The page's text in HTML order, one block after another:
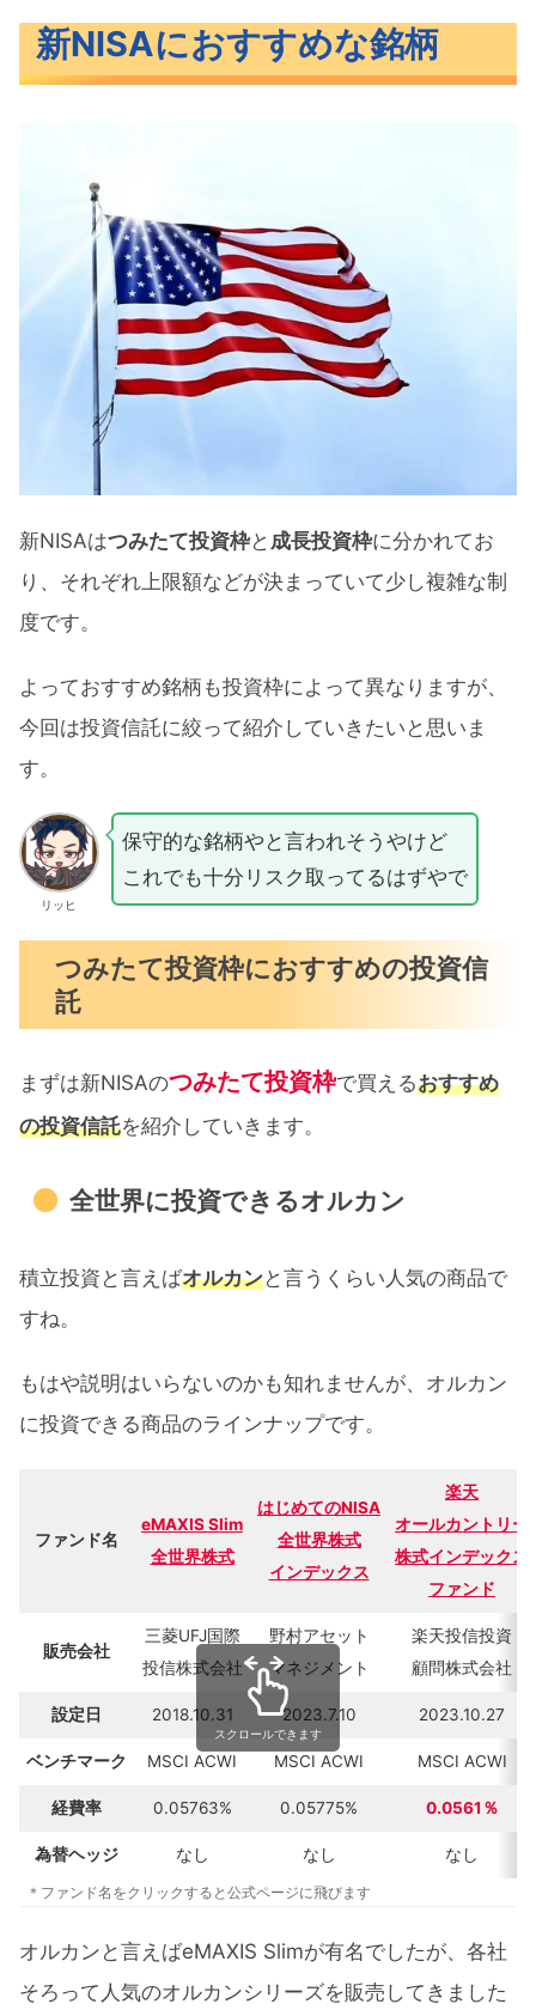
新NISAにおすすめな銘柄
新NISAはつみたて投資枠と 成長投資枠に分かれてお
り、それぞれ上限額などが決まっていて少し複雑な制
度です。
よっておすすめ銘柄も投資枠によって異なりますが、
今回は投資信託に絞って紹介していきたいと思いま
す。
リッヒ
保守的な銘柄やと言われそうやけど
これでも十分リスク取ってるはずやで
つみたて投資枠におすすめの投資信
託
まずは新NISAのつみたて投資枠で買えるおすすめ
の投資信託を紹介していきます。
全世界に投資できるオルカン
積立投資と言えばオルカンと言うくらい人気の商品で
すね。
もはや説明はいらないのかも知れませんが、オルカン
に投資できる商品のラインナップです。
ファンド名
eMAXIS Slim
全世界株式
はじめてのNISA
全世界株式
インデックス
楽天
オールカントリー
株式インデックス
ファンド
販売会社
三菱UFJ国際
投信株式会社
野村アセット
マネジメント
楽天投信投資
顧問株式会社
設定日 2018.10.31 2023.7.10 2023.10.27
ベンチマーク MSCI ACWI MSCI ACWI MSCI ACWI
経費率 0.05763% 0.05775% 0.0561％
為替ヘッジ なし なし なし
スクロールできます
＊ファンド名をクリックすると公式ページに飛びます
オルカンと言えばeMAXIS Slimが有名でしたが、各社
そろって人気のオルカンシリーズを販売してきました